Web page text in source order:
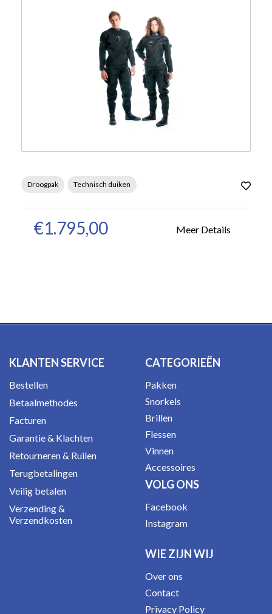
Droogpak Technisch duiken
€1.795,00 Meer Details
KLANTEN SERVICE
Bestellen
Betaalmethodes
Facturen
Garantie & Klachten
Retourneren & Ruilen
Terugbetalingen
Veilig betalen
Verzending &
Verzendkosten
CATEGORIEËN
Pakken
Snorkels
Brillen
Flessen
Vinnen
Accessoires
VOLG ONS
Facebook
Instagram
WIE ZIJN WIJ
Over ons
Contact
Privacy Policy